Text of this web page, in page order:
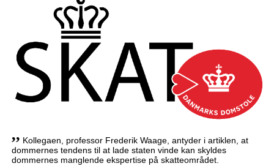
,, Kollegaen, professor Frederik Waage, antyder i artiklen, at
dommernes tendens til at lade staten vinde kan skyldes
dommernes manglende ekspertise på skatteområdet.